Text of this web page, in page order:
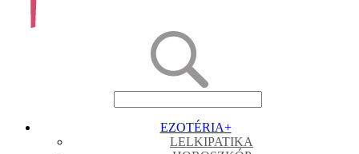
EZOTÉRIA+
LELKIPATIKA